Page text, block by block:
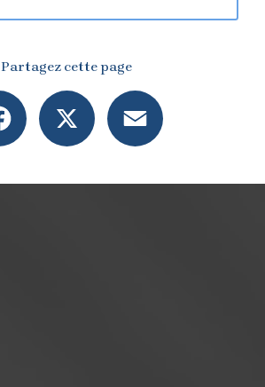
Partagez cette page
Facebook